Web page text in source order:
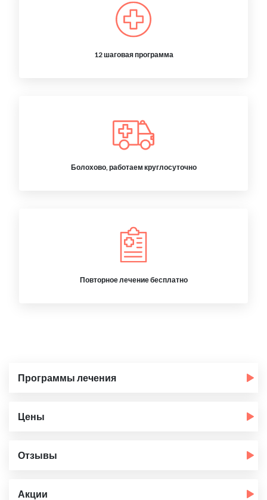
12 шаговая программа
Болохово, работаем круглосуточно
Повторное лечение бесплатно
Программы лечения
Цены
Отзывы
Акции